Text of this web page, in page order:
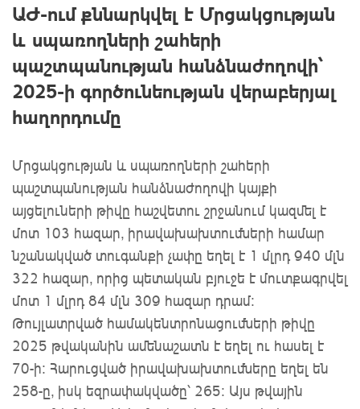
ԱԺ-ում քննարկվել է Մրցակցության
և սպառողների շահերի
պաշտպանության հանձնաժողովի՝
2025-ի գործունեության վերաբերյալ
հաղորդումը
Մրցակցության և սպառողների շահերի
պաշտպանության հանձնաժողովի կայքի
այցելուների թիվը հաշվետու շրջանում կազմել է
մոտ 103 հազար, իրավախախտումների համար
նշանակված տուգանքի չափը եղել է 1 մլրդ 940 մլն
322 հազար, որից պետական բյուջե է մուտքագրվել
մոտ 1 մլրդ 84 մլն 309 հազար դրամ:
Թույլատրված համակենտրոնացումների թիվը
2025 թվականին ամենաշատն է եղել ու հասել է
70-ի: Հարուցված իրավախախտումները եղել են
258-ը, իսկ եզրափակվածը՝ 265: Այս թվային